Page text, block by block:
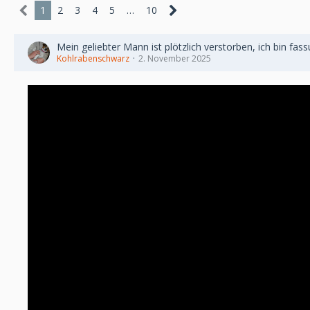
1 2 3 4 5 … 10
Mein geliebter Mann ist plötzlich verstorben, ich bin
Kohlrabenschwarz 2. November 2025